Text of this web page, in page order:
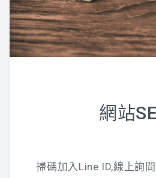
網站
掃碼加入Line ID,線上詢